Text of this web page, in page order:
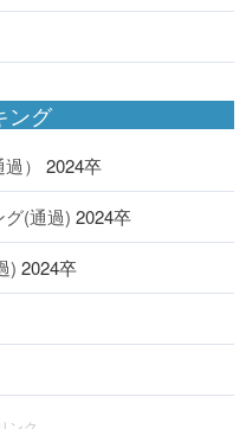
ング
） 2024卒
(通過) 2024卒
) 2024卒